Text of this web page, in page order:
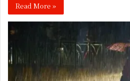
Read More »